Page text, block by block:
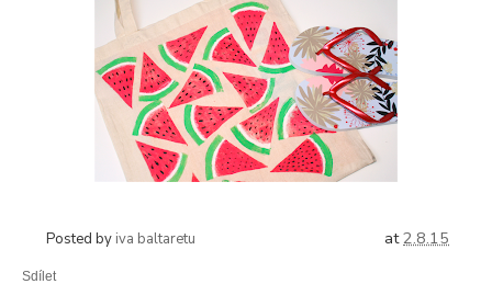
Posted by iva baltaretu at2.8.15
Sdílet